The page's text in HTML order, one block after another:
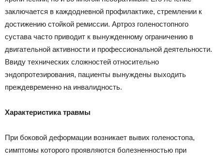
заключается в каждодневной профилактике, стремлении к
достижению стойкой ремиссии. Артроз голеностопного
сустава часто приводит к вынужденному ограничению в
двигательной активности и профессиональной деятельности.
Ввиду технических сложностей относительно
эндопротезирования, пациенты вынуждены выходить
преждевременно на инвалидность.
Характеристика травмы
При боковой деформации возникает вывих голеностопа,
симптомы которого проявляются болезненностью при